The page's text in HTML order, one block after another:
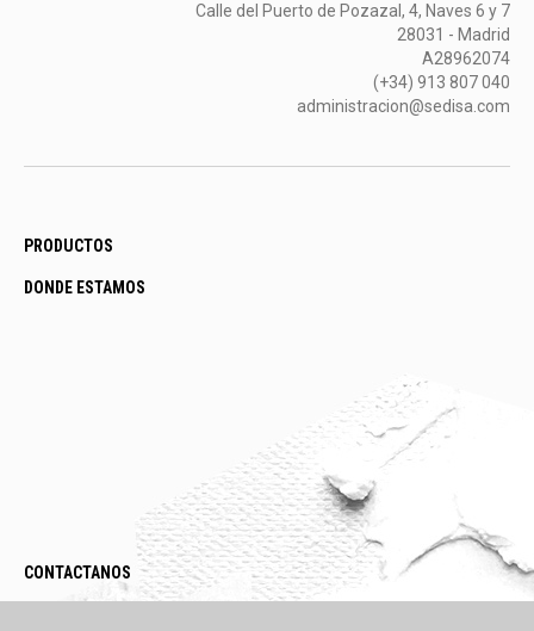
Calle del Puerto de Pozazal, 4, Naves 6 y 7
28031 - Madrid
A28962074
(+34) 913 807 040
administracion@sedisa.com
PRODUCTOS
DONDE ESTAMOS
CONTACTANOS